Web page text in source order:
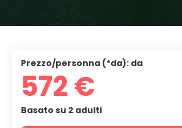
Prezzo/personna (*da): da
572 €
Basato su 2 adulti